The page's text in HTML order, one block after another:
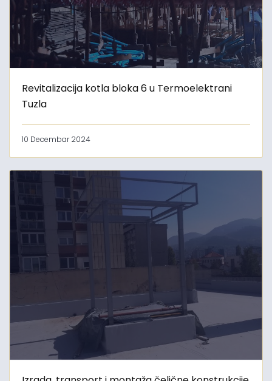
Revitalizacija kotla bloka 6 u Termoelektrani
Tuzla
10 Decembar 2024